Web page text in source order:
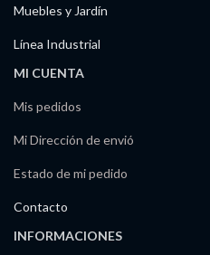
Muebles y Jardín
Línea Industrial
MI CUENTA
Mis pedidos
Mi Dirección de envió
Estado de mi pedido
Contacto
INFORMACIONES